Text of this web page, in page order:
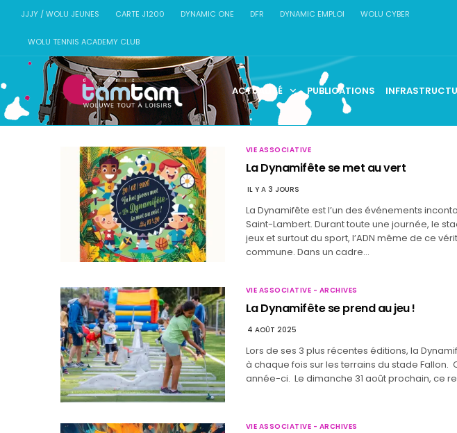
JJJY / WOLU JEUNES CARTE J1200 DYNAMIC ONE DFR DYNAMIC EMPLOI WOLU CYBER
WOLU TENNIS ACADEMY CLUB
ACTUALITÉ PUBLICATIONS
VIE ASSOCIATIVE
La Dynamifête se met au vert
IL Y A 3 JOURS
La Dynamifête est l’un des événements
Saint-Lambert. Durant toute une journée, le
jeux et surtout du sport, l’ADN même de ce
commune. Dans un cadre…
VIE ASSOCIATIVE - ARCHIVES
La Dynamifête se prend au jeu !
4 AOÛT 2025
Lors de ses 3 plus récentes éditions, la
à chaque fois sur les terrains du stade Fallon.
année-ci. Le dimanche 31 août prochain, ce
VIE ASSOCIATIVE - ARCHIVES